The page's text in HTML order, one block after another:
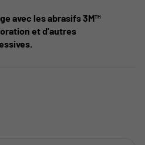
avec les abrasifs 3M™
et d'autres